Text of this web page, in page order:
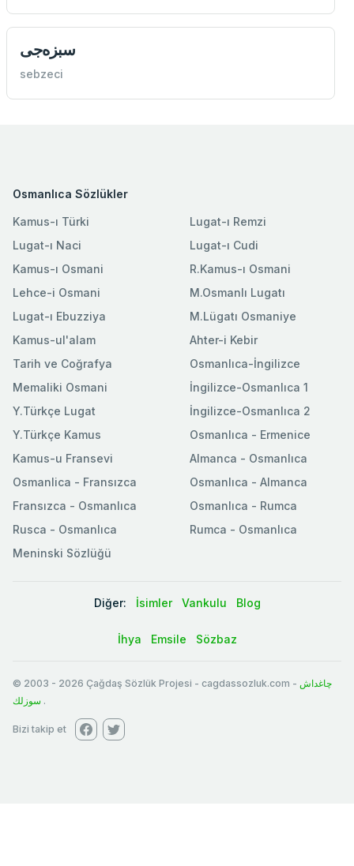
سبزه‌جی
sebzeci
Osmanlıca Sözlükler
Kamus-ı Türki
Lugat-ı Naci
Kamus-ı Osmani
Lehce-i Osmani
Lugat-ı Ebuzziya
Lugat-ı Remzi
Lugat-ı Cudi
R.Kamus-ı Osmani
M.Osmanlı Lugatı
M.Lügatı Osmaniye
Kamus-ul'alam
Tarih ve Coğrafya
Memaliki Osmani
Y.Türkçe Lugat
Y.Türkçe Kamus
Ahter-i Kebir
Osmanlıca-İngilizce
İngilizce-Osmanlıca 1
İngilizce-Osmanlıca 2
Osmanlıca - Ermenice
Kamus-u Fransevi
Osmanlica - Fransızca
Fransızca - Osmanlıca
Rusca - Osmanlıca
Meninski Sözlüğü
Almanca - Osmanlıca
Osmanlıca - Almanca
Osmanlıca - Rumca
Rumca - Osmanlıca
Diğer: İsimler Vankulu Blog
İhya Emsile Sözbaz
© 2003 - 2026 Çağdaş Sözlük Projesi - cagdassozluk.com - چاغداش
سوزلك .
Bizi takip et